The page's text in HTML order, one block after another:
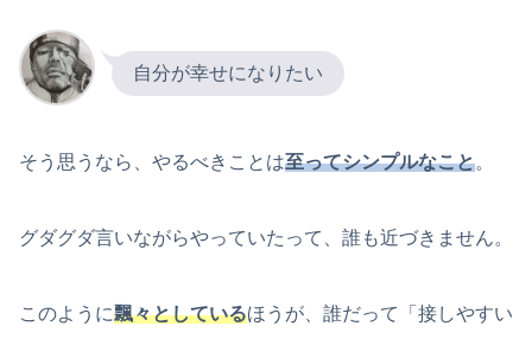
自分が幸せになりたい
そう思うなら、やるべきことは至ってシンプルなこと。
グダグダ言いながらやっていたって、誰も近づきません。
このように飄々としているほうが、誰だって「接しやすい